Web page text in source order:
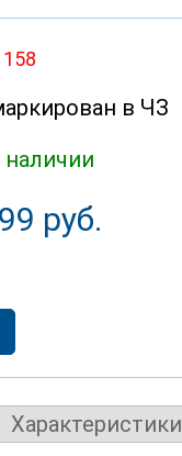
в ЧЗ
наличии
руб.
Характеристики